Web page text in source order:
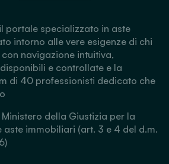
portale specializzato in aste
intorno alle vere esigenze di chi
navigazione intuitiva,
e controllate e la
di 40 professionisti dedicato che
della Giustizia per la
immobiliari (art. 3 e 4 del d.m.